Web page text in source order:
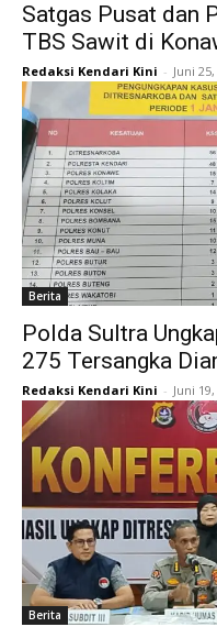
Satgas Pusat dan
TBS Sawit di
Redaksi Kendari Kini - Juni
Berita
Polda Sultra
275 Tersangka
Redaksi Kendari Kini - Juni
Berita